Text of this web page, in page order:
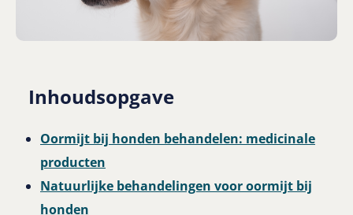
Inhoudsopgave
Oormijt bij honden behandelen: medicinale
producten
Natuurlijke behandelingen voor oormijt bij
honden